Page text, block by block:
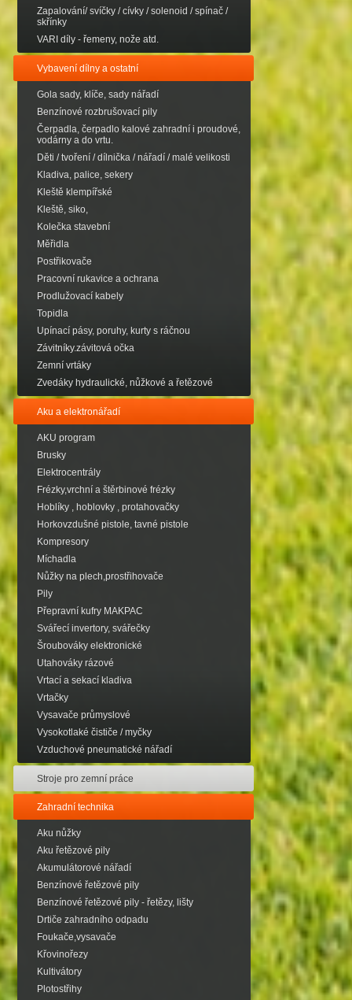
Zapalování/ svíčky / cívky / solenoid / spínač /
skřínky
VARI díly - řemeny, nože atd.
Vybavení dílny a ostatní
Gola sady, klíče, sady nářadí
Benzínové rozbrušovací pily
Čerpadla, čerpadlo kalové zahradní i proudové,
vodárny a do vrtu.
Děti / tvoření / dílnička / nářadí / malé velikosti
Kladiva, palice, sekery
Kleště klempířské
Kleště, siko,
Kolečka stavební
Měřidla
Postřikovače
Pracovní rukavice a ochrana
Prodlužovací kabely
Topidla
Upínací pásy, poruhy, kurty s ráčnou
Závitníky.závitová očka
Zemní vrtáky
Zvedáky hydraulické, nůžkové a řetězové
Aku a elektronářadí
AKU program
Brusky
Elektrocentrály
Frézky,vrchní a štěrbinové frézky
Hoblíky , hoblovky , protahovačky
Horkovzdušné pistole, tavné pistole
Kompresory
Míchadla
Nůžky na plech,prostřihovače
Pily
Přepravní kufry MAKPAC
Svářecí invertory, svářečky
Šroubováky elektronické
Utahováky rázové
Vrtací a sekací kladiva
Vrtačky
Vysavače průmyslové
Vysokotlaké čističe / myčky
Vzduchové pneumatické nářadí
Stroje pro zemní práce
Zahradní technika
Aku nůžky
Aku řetězové pily
Akumulátorové nářadí
Benzínové řetězové pily
Benzínové řetězové pily - řetězy, lišty
Drtiče zahradního odpadu
Foukače,vysavače
Křovinořezy
Kultivátory
Plotostřihy